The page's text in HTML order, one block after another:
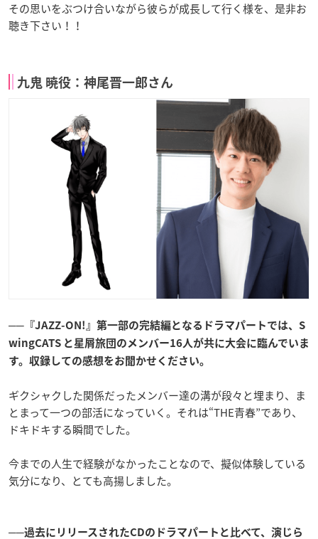
その思いをぶつけ合いながら彼らが成長して行く様を、是非お
聴き下さい！！
九鬼 暁役：神尾晋一郎さん
──『JAZZ-ON!』第一部の完結編となるドラマパートでは、S
wingCATS と星屑旅団のメンバー16人が共に大会に臨んでいま
す。収録しての感想をお聞かせください。
ギクシャクした関係だったメンバー達の溝が段々と埋まり、ま
とまって一つの部活になっていく。それは“THE青春”であり、
ドキドキする瞬間でした。
今までの人生で経験がなかったことなので、擬似体験している
気分になり、とても高揚しました。
──過去にリリースされたCDのドラマパートと比べて、演じら